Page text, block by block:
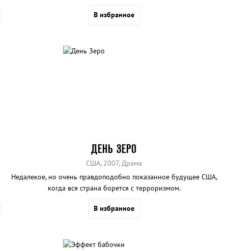
В избранное
ДЕНЬ ЗЕРО
США, 2007, Драма
Недалекое, но очень правдоподобно показанное будущее США,
когда вся страна борется с терроризмом.
В избранное